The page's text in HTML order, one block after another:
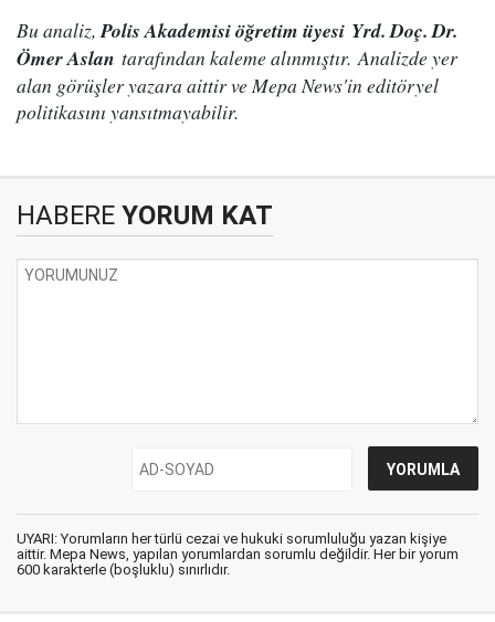
Bu analiz,Polis Akademisi öğretim üyesi Yrd. Doç. Dr.
Ömer Aslan tarafından kaleme alınmıştır. Analizde yer
alan görüşler yazara aittir ve Mepa News'in editöryel
politikasını yansıtmayabilir.
HABERE YORUM KAT
UYARI: Yorumların her türlü cezai ve hukuki sorumluluğu yazan kişiye
aittir. Mepa News, yapılan yorumlardan sorumlu değildir. Her bir yorum
600 karakterle (boşluklu) sınırlıdır.